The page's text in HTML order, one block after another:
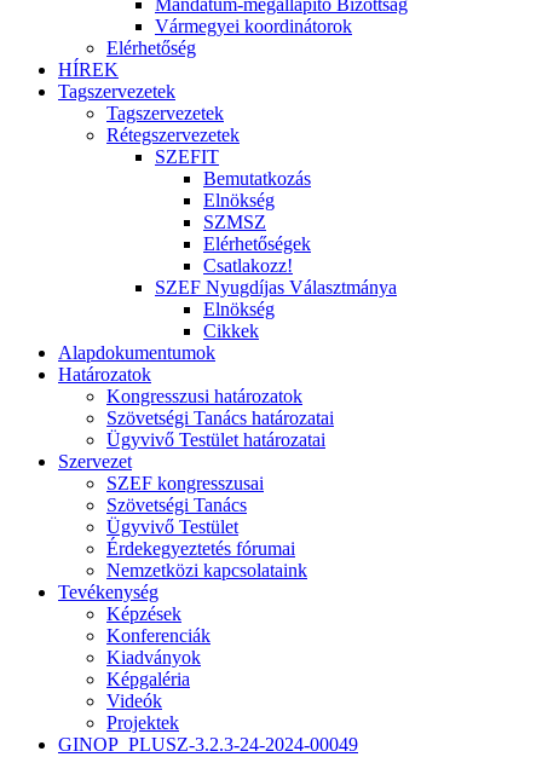
Mandátum-megállapító Bizottság
Vármegyei koordinátorok
Elérhetőség
HÍREK
Tagszervezetek
Tagszervezetek
Rétegszervezetek
SZEFIT
Bemutatkozás
Elnökség
SZMSZ
Elérhetőségek
Csatlakozz!
SZEF Nyugdíjas Választmánya
Elnökség
Cikkek
Alapdokumentumok
Határozatok
Kongresszusi határozatok
Szövetségi Tanács határozatai
Ügyvivő Testület határozatai
Szervezet
SZEF kongresszusai
Szövetségi Tanács
Ügyvivő Testület
Érdekegyeztetés fórumai
Nemzetközi kapcsolataink
Tevékenység
Képzések
Konferenciák
Kiadványok
Képgaléria
Videók
Projektek
GINOP_PLUSZ-3.2.3-24-2024-00049